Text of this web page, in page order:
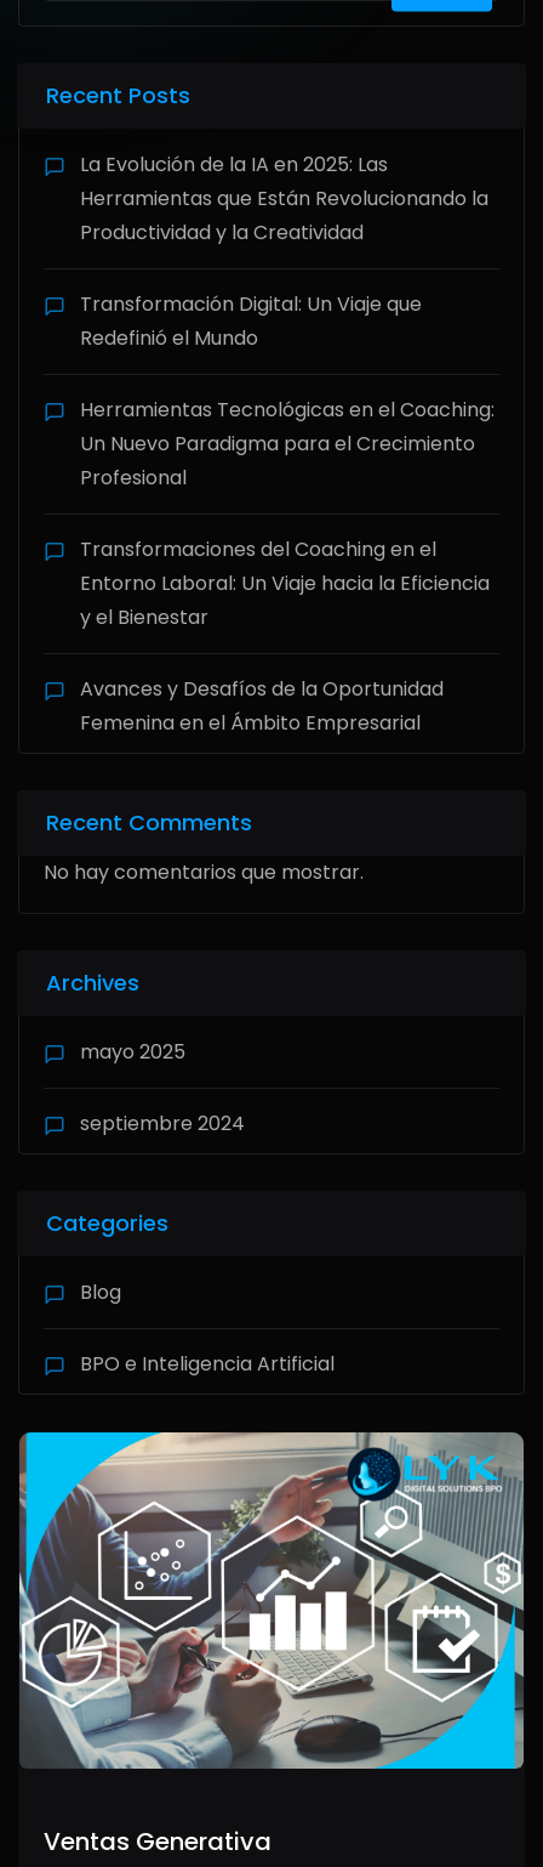
Recent Posts
La Evolución de la IA en 2025: Las
Herramientas que Están Revolucionando la
Productividad y la Creatividad
Transformación Digital: Un Viaje que
Redefinió el Mundo
Herramientas Tecnológicas en el Coaching:
Un Nuevo Paradigma para el Crecimiento
Profesional
Transformaciones del Coaching en el
Entorno Laboral: Un Viaje hacia la Eficiencia
y el Bienestar
Avances y Desafíos de la Oportunidad
Femenina en el Ámbito Empresarial
Recent Comments
No hay comentarios que mostrar.
Archives
mayo 2025
septiembre 2024
Categories
Blog
BPO e Inteligencia Artificial
Ventas Generativa